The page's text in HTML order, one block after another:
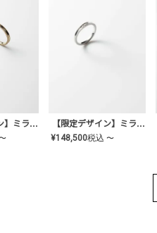
【限定デザイン】ミライ(mill-ai)リング
〜
【限定デザイン】ミライ(mill-ai)リング
¥148,500税込 〜